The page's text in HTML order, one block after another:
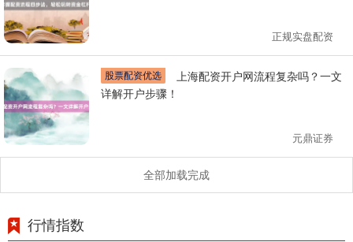
正规实盘配资
股票配资优选
详解开户步骤！
元鼎证券
全部加载完成
行情指数